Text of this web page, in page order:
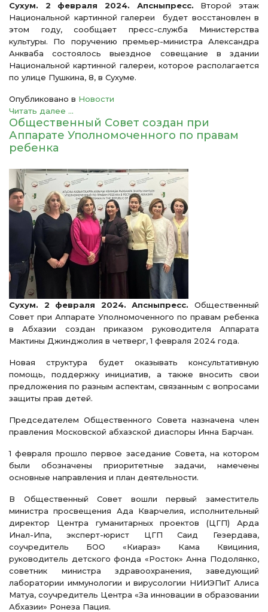
Сухум. 2 февраля 2024. Апсныпресс. Второй этаж
Национальной картинной галереи будет восстановлен в
этом году, сообщает пресс-служба Министерства
культуры. По поручению премьер-министра Александра
Анкваба состоялось выездное совещание в здании
Национальной картинной галереи, которое располагается
по улице Пушкина, 8, в Сухуме.
Опубликовано в Новости
Читать далее ...
Общественный Совет создан при
Аппарате Уполномоченного по правам
ребенка
Сухум. 2 февраля 2024. Апсныпресс. Общественный
Совет при Аппарате Уполномоченного по правам ребенка
в Абхазии создан приказом руководителя Аппарата
Мактины Джинджолия в четверг, 1 февраля 2024 года.
Новая структура будет оказывать консультативную
помощь, поддержку инициатив, а также вносить свои
предложения по разным аспектам, связанным с вопросами
защиты прав детей.
Председателем Общественного Совета назначена член
правления Московской абхазской диаспоры Инна Барчан.
1 февраля прошло первое заседание Совета, на котором
были обозначены приоритетные задачи, намечены
основные направления и план деятельности.
В Общественный Совет вошли первый заместитель
министра просвещения Ада Кварчелия, исполнительный
директор Центра гуманитарных проектов (ЦГП) Арда
Инал-Ипа, эксперт-юрист ЦГП Саид Гезердава,
соучредитель БОО «Киараз» Кама Квициния,
руководитель детского фонда «Росток» Анна Подолянко,
советник министра здравоохранения, заведующий
лаборатории иммунологии и вирусологии НИИЭПиТ Алиса
Матуа, соучредитель Центра «За инновации в образовании
Абхазии» Ронеза Пация.